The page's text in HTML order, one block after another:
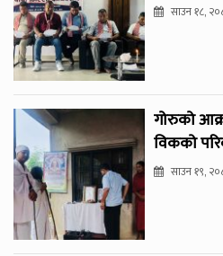
साउन १८,
गोरुको
विकको
साउन १९,